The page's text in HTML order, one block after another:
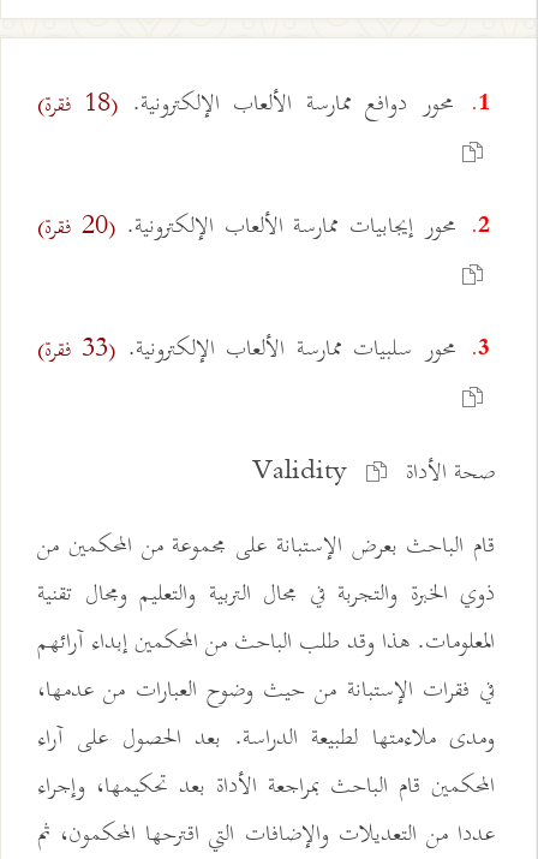
1. محور دوافع ممارسة الألعاب الإلكترونية. (18 فقرة)
2. محور إيجابيات ممارسة الألعاب الإلكترونية.(20 فقرة)
3. محور سلبيات ممارسة الألعاب الإلكترونية. (33 فقرة)
صحة الأداة Validity
قام الباحث بعرض الإستبانة على مجموعة من المحكمين من
ذوي الخبرة والتجربة في مجال التربية والتعليم ومجال تقنية
المعلومات. هذا وقد طلب الباحث من المحكمين إبداء آرائهم
في فقرات الإستبانة من حيث وضوح العبارات من عدمها،
ومدى ملاءمتها لطبيعة الدراسة. بعد الحصول على آراء
المحكمين قام الباحث بمراجعة الأداة بعد تحكيمها، وإجراء
عددا من التعديلات والإضافات التي اقترحها المحكمون، ثم